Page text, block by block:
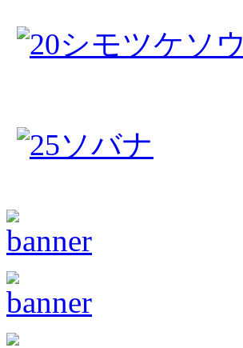
シモツケソウ
ソバナ